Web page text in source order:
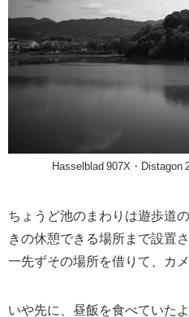
Hasselblad 907X・Distagon
ちょうど池のまわりは遊歩道
きの休憩できる場所まで設置
一先ずその場所を借りて、カ
いや先に、昼飯を食べていた